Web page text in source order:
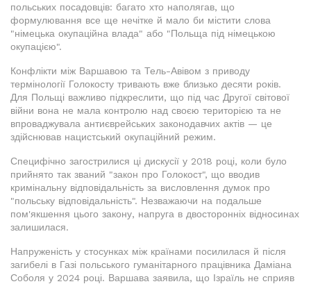
польських посадовців: багато хто наполягав, що
формулювання все ще нечітке й мало би містити слова
"німецька окупаційна влада" або "Польща під німецькою
окупацією".
Конфлікти між Варшавою та Тель-Авівом з приводу
термінології Голокосту тривають вже близько десяти років.
Для Польщі важливо підкреслити, що під час Другої світової
війни вона не мала контролю над своєю територією та не
впроваджувала антиєврейських законодавчих актів — це
здійснював нацистський окупаційний режим.
Специфічно загострилися ці дискусії у 2018 році, коли було
прийнято так званий "закон про Голокост", що вводив
кримінальну відповідальність за висловлення думок про
"польську відповідальність". Незважаючи на подальше
пом'якшення цього закону, напруга в двосторонніх відносинах
залишилася.
Напруженість у стосунках між країнами посилилася й після
загибелі в Газі польського гуманітарного працівника Даміана
Соболя у 2024 році. Варшава заявила, що Ізраїль не сприяв